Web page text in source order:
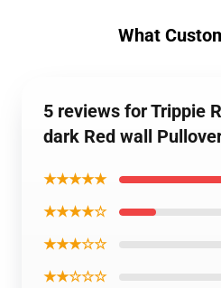
What
5 reviews for Trippie
dark Red wall
★★★★★
★★★★☆
★★★☆☆
★★☆☆☆